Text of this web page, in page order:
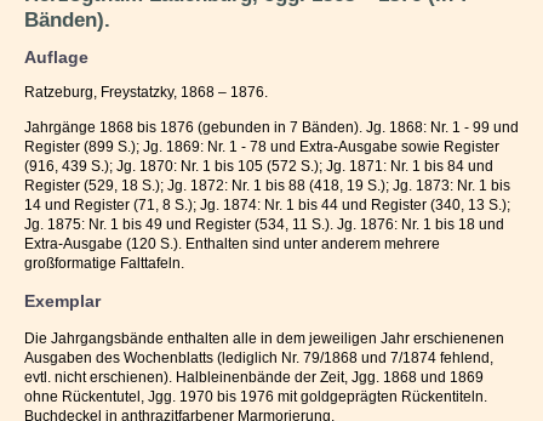
Bänden).
Auflage
Ratzeburg, Freystatzky, 1868 – 1876.
Jahrgänge 1868 bis 1876 (gebunden in 7 Bänden). Jg. 1868: Nr. 1 - 99 und
Register (899 S.); Jg. 1869: Nr. 1 - 78 und Extra-Ausgabe sowie Register
(916, 439 S.); Jg. 1870: Nr. 1 bis 105 (572 S.); Jg. 1871: Nr. 1 bis 84 und
Register (529, 18 S.); Jg. 1872: Nr. 1 bis 88 (418, 19 S.); Jg. 1873: Nr. 1 bis
14 und Register (71, 8 S.); Jg. 1874: Nr. 1 bis 44 und Register (340, 13 S.);
Jg. 1875: Nr. 1 bis 49 und Register (534, 11 S.). Jg. 1876: Nr. 1 bis 18 und
Extra-Ausgabe (120 S.). Enthalten sind unter anderem mehrere
großformatige Falttafeln.
Exemplar
Die Jahrgangsbände enthalten alle in dem jeweiligen Jahr erschienenen
Ausgaben des Wochenblatts (lediglich Nr. 79/1868 und 7/1874 fehlend,
evtl. nicht erschienen). Halbleinenbände der Zeit, Jgg. 1868 und 1869
ohne Rückentutel, Jgg. 1970 bis 1976 mit goldgeprägten Rückentiteln.
Buchdeckel in anthrazitfarbener Marmorierung.